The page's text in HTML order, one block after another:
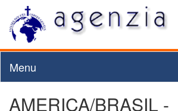
Menu
AMERICA/BRASIL -